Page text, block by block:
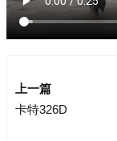
上一篇
卡特326D